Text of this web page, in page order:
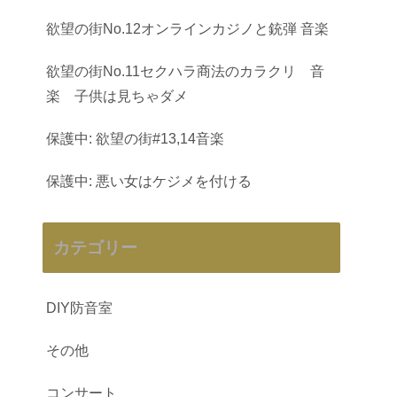
欲望の街No.12オンラインカジノと銃弾 音楽
欲望の街No.11セクハラ商法のカラクリ 音
楽 子供は見ちゃダメ
保護中: 欲望の街#13,14音楽
保護中: 悪い女はケジメを付ける
カテゴリー
DIY防音室
その他
コンサート